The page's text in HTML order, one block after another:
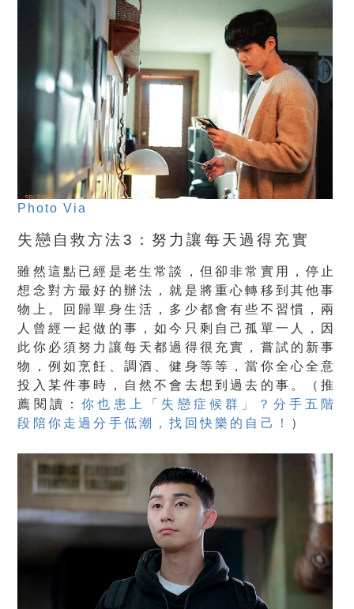
Photo Via
失戀自救方法3：努力讓每天過得充實
雖然這點已經是老生常談，但卻非常實用，停止
想念對方最好的辦法，就是將重心轉移到其他事
物上。回歸單身生活，多少都會有些不習慣，兩
人曾經一起做的事，如今只剩自己孤單一人，因
此你必須努力讓每天都過得很充實，嘗試的新事
物，例如烹飪、調酒、健身等等，當你全心全意
投入某件事時，自然不會去想到過去的事。（推
薦閱讀：你也患上「失戀症候群」？分手五階
段陪你走過分手低潮，找回快樂的自己！
）